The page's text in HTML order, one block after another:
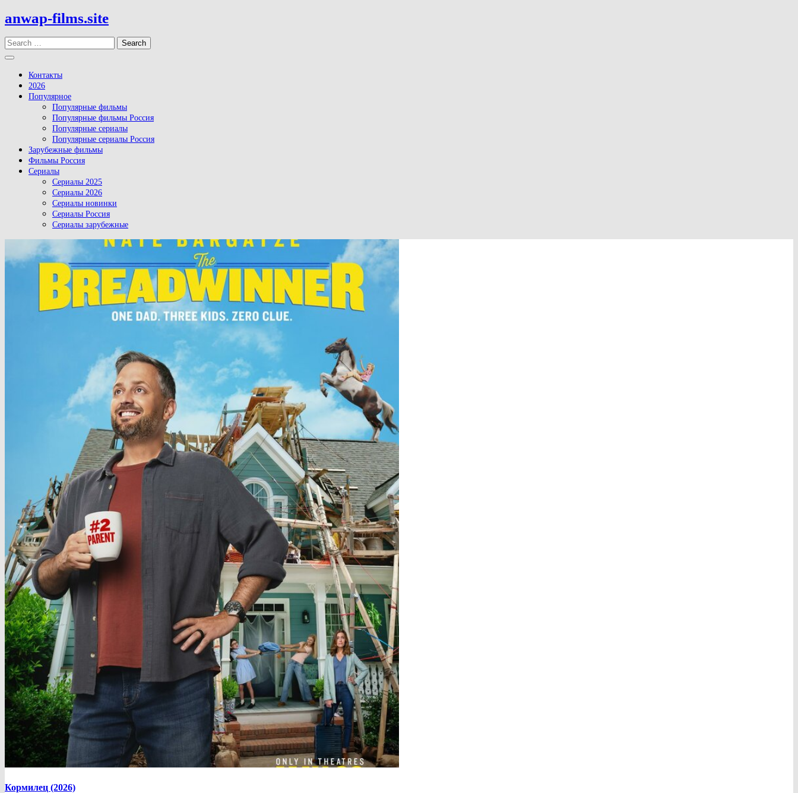
Skip
to
content
anwap-films.site
Search
Open
Button
Контакты
2026
Популярное
Популярные фильмы
Популярные фильмы Россия
Популярные сериалы
Популярные сериалы Россия
Зарубежные фильмы
Фильмы Россия
Сериалы
Сериалы 2025
Сериалы 2026
Сериалы новинки
Сериалы Россия
Сериалы зарубежные
Button
Кормилец (2026)